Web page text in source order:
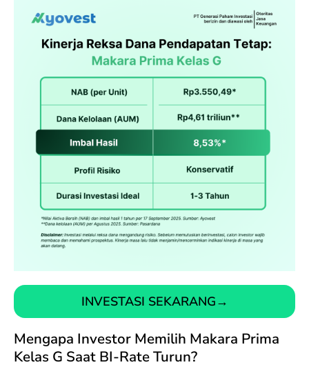
INVESTASI SEKARANG→
Mengapa Investor Memilih Makara Prima
Kelas G Saat BI-Rate Turun?